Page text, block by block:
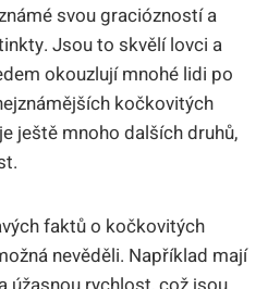
svou graciózností a
Jsou to skvělí lovci a
okouzlují mnohé lidi po
kočkovitých
ještě mnoho dalších druhů,
faktů o kočkovitých
nevěděli. Například mají